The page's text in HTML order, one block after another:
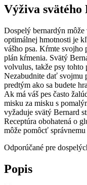
Výživa svätého
Dospelý bernardýn
optimálnej hmotnosti je
vášho psa. Kŕmte svojho
plán kŕmenia. Svätý
volvulus, takže psy
Nezabudnite dať svojmu
predtým ako sa budete
Ak má váš pes často
misku za misku s
vyžaduje svätý Bernard
Receptúra obohatená o
môže pomôcť
Odporúčané pre
Popis